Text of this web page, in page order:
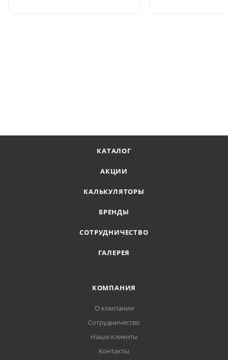
КАТАЛОГ
АКЦИИ
КАЛЬКУЛЯТОРЫ
БРЕНДЫ
СОТРУДНИЧЕСТВО
ГАЛЕРЕЯ
КОМПАНИЯ
О компании
Сотрудничество
Наши клиенты
Контакты